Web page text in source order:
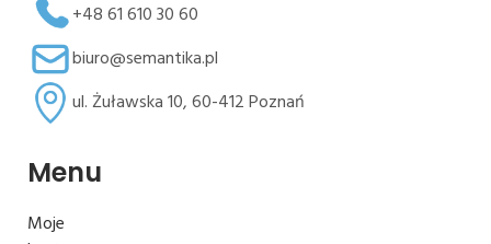
+48 61 610 30 60
biuro@semantika.pl
ul. Żuławska 10, 60-412 Poznań
Menu
Moje